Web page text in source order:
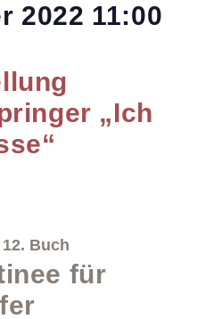
2022 11:00
„Ich
Buch
für